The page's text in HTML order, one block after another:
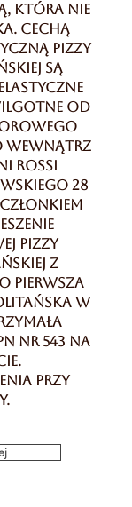
która nie
Cechą
pizzy
są
od
wewnątrz
Rossi
28
Pizzy
z
pierwsza
w
nr 543 na
przy